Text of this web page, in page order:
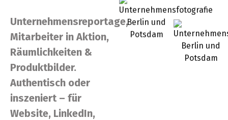
Unternehmensreportage,
Mitarbeiter in Aktion,
Räumlichkeiten &
Produktbilder.
Authentisch oder
inszeniert – für
Website, LinkedIn,